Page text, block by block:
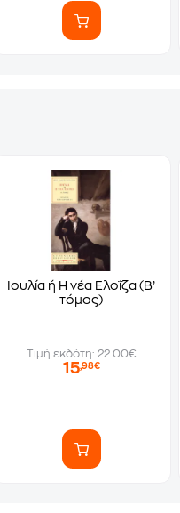
Ιουλία ή Η νέα Ελοΐζα (Β’
τόμος)
Τιμή εκδότη: 22.00€
15,98€